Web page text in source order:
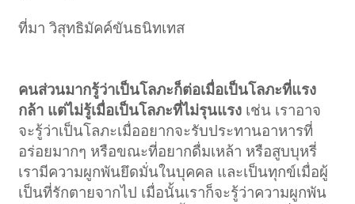
ที่มา วิสุทธิมัคค์ขันธนิทเทส
คนส่วนมากรู้ว่าเป็นโลภะก็ต่อเมื่อเป็นโลภะที่แรง
กล้า แต่ไม่รู้เมื่อเป็นโลภะที่ไม่รุนแรง เช่น เราอาจ
จะรู้ว่าเป็นโลภะเมื่ออยากจะรับประทานอาหารที่
อร่อยมากๆ หรือขณะที่อยากดื่มเหล้า หรือสูบบุหรี่
เรามีความผูกพันยึดมั่นในบุคคล และเป็นทุกข์เมื่อผู้
เป็นที่รักตายจากไป เมื่อนั้นเราก็จะรู้ว่าความผูกพัน